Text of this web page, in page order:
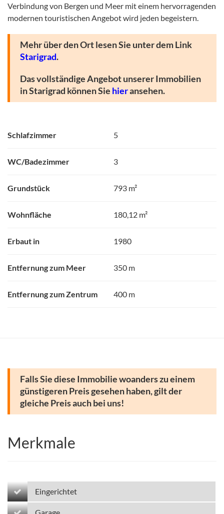
Verbindung von Bergen und Meer mit einem hervorragenden
modernen touristischen Angebot wird jeden begeistern.
Mehr über den Ort lesen Sie unter dem Link
Starigrad.
Das vollständige Angebot unserer Immobilien
in Starigrad können Sie hieransehen.
Schlafzimmer 5
WC/Badezimmer 3
Grundstück 793 m²
Wohnfläche 180,12 m²
Erbaut in 1980
Entfernung zum Meer 350 m
Entfernung zum Zentrum 400 m
Falls Sie diese Immobilie woanders zu einem
günstigeren Preis gesehen haben, gilt der
gleiche Preis auch bei uns!
Merkmale
Eingerichtet